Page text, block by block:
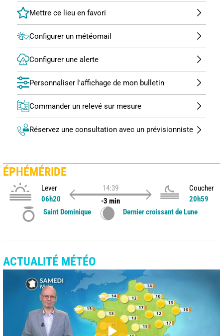
Configurer un météomail
Configurer une alerte
Personnaliser l'affichage de mon bulletin
Commander un relevé sur mesure
Réservez une consultation avec un prévisionniste
ÉPHÉMÉRIDE
Lever
06h20
14:39
-3 min
Coucher
20h59
Saint Dominique
Dernier croissant de Lune
ACTUALITÉ MÉTÉO